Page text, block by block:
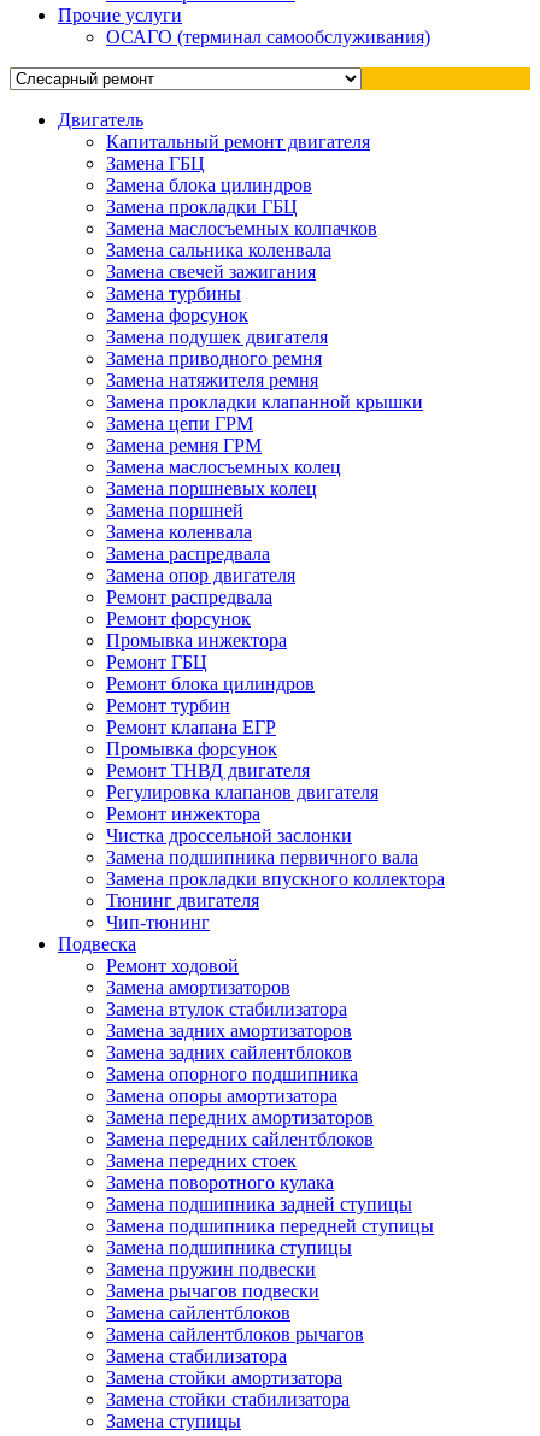
Прочие услуги
ОСАГО (терминал самообслуживания)
Двигатель
Капитальный ремонт двигателя
Замена ГБЦ
Замена блока цилиндров
Замена прокладки ГБЦ
Замена маслосъемных колпачков
Замена сальника коленвала
Замена свечей зажигания
Замена турбины
Замена форсунок
Замена подушек двигателя
Замена приводного ремня
Замена натяжителя ремня
Замена прокладки клапанной крышки
Замена цепи ГРМ
Замена ремня ГРМ
Замена маслосъемных колец
Замена поршневых колец
Замена поршней
Замена коленвала
Замена распредвала
Замена опор двигателя
Ремонт распредвала
Ремонт форсунок
Промывка инжектора
Ремонт ГБЦ
Ремонт блока цилиндров
Ремонт турбин
Ремонт клапана ЕГР
Промывка форсунок
Ремонт ТНВД двигателя
Регулировка клапанов двигателя
Ремонт инжектора
Чистка дроссельной заслонки
Замена подшипника первичного вала
Замена прокладки впускного коллектора
Тюнинг двигателя
Чип-тюнинг
Подвеска
Ремонт ходовой
Замена амортизаторов
Замена втулок стабилизатора
Замена задних амортизаторов
Замена задних сайлентблоков
Замена опорного подшипника
Замена опоры амортизатора
Замена передних амортизаторов
Замена передних сайлентблоков
Замена передних стоек
Замена поворотного кулака
Замена подшипника задней ступицы
Замена подшипника передней ступицы
Замена подшипника ступицы
Замена пружин подвески
Замена рычагов подвески
Замена сайлентблоков
Замена сайлентблоков рычагов
Замена стабилизатора
Замена стойки амортизатора
Замена стойки стабилизатора
Замена ступицы